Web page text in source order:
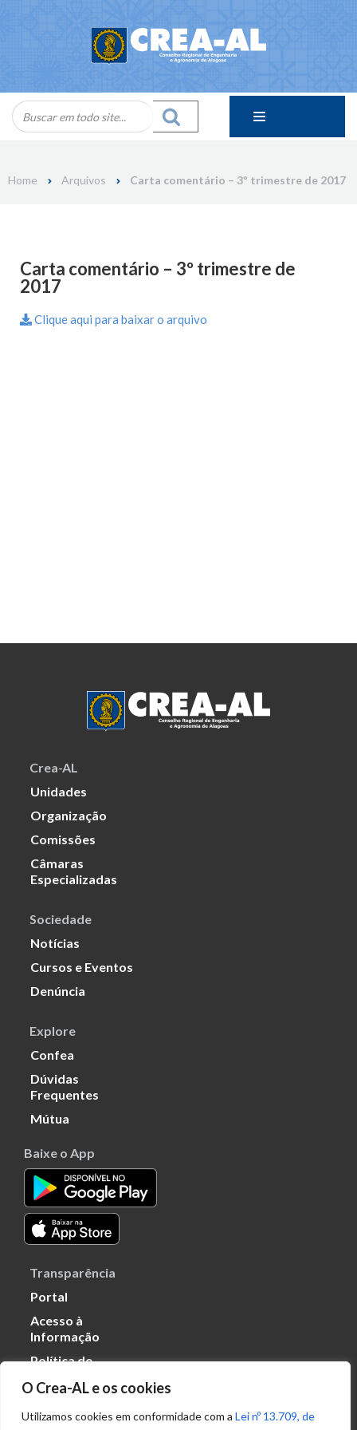
O Crea-AL e os cookies
Utilizamos cookies em conformidade com a Lei nº 13.709, de
Home Arquivos Carta comentário – 3º trimestre de 2017
Carta comentário – 3º trimestre de
2017
Clique aqui para baixar o arquivo
Crea-AL
Unidades
Organização
Comissões
Câmaras
Especializadas
Sociedade
Notícias
Cursos e Eventos
Denúncia
Explore
Confea
Dúvidas
Frequentes
Mútua
Baixe o App
Transparência
Portal
Acesso à
Informação
Política de
Dados